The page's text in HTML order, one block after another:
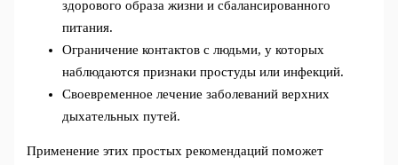
здорового образа жизни и сбалансированного
питания.
Ограничение контактов с людьми, у которых
наблюдаются признаки простуды или инфекций.
Своевременное лечение заболеваний верхних
дыхательных путей.
Применение этих простых рекомендаций поможет